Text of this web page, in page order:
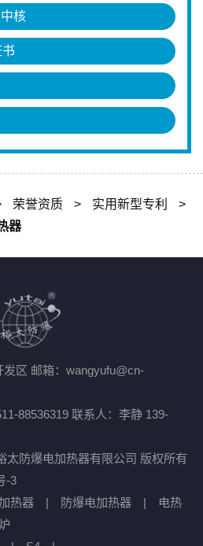
核
荣誉资质 > 实用新型专利
>
器
发区 邮箱：wangyufu@cn-
88536319 联系人：李静 139-
太防爆电加热器有限公司 版权所有
-3
热器 | 防爆电加热器 |
电热